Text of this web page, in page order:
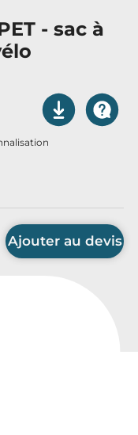
- sac à
Ajouter au devis